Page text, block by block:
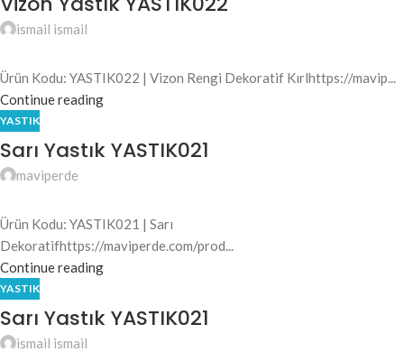
ismail ismail
Ürün Kodu: YASTIK022 | Vizon Rengi Dekoratif Kırlhttps://mavip...
Continue reading
YASTIK
Sarı Yastık YASTIK021
maviperde
Ürün Kodu: YASTIK021 | Sarı
Dekoratifhttps://maviperde.com/prod...
Continue reading
YASTIK
Sarı Yastık YASTIK021
ismail ismail